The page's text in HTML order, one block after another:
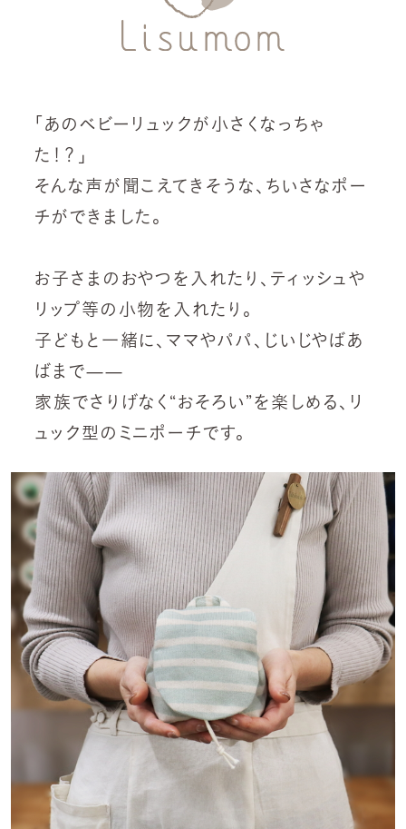
「あのベビーリュックが小さくなっちゃ
た！？」
そんな声が聞こえてきそうな、ちいさなポー
チができました。
お子さまのおやつを入れたり、ティッシュや
リップ等の小物を入れたり。
子どもと一緒に、ママやパパ、じいじやばあ
ばまで——
家族でさりげなく“おそろい”を楽しめる、リ
ュック型のミニポーチです。